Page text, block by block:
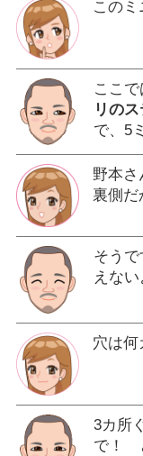
この
ここで
リの
で、5
野本さ
裏側だ
そう
えな
穴は何
3カ所
で！